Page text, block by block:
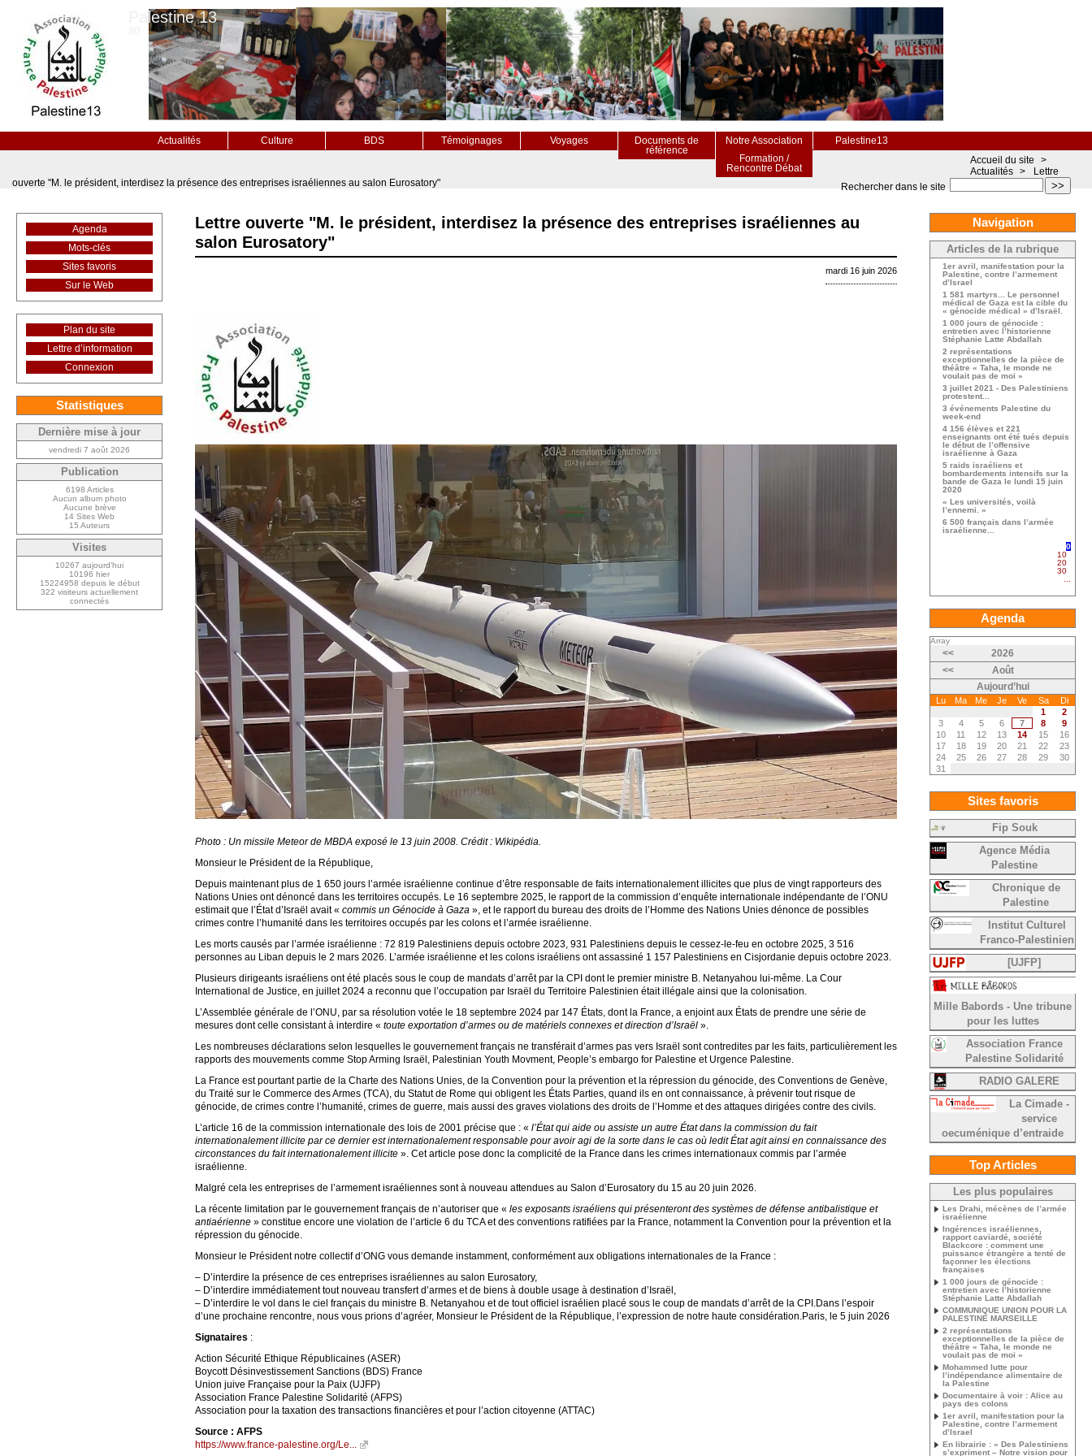
Palestine 13
Actualités Culture BDS Témoignages Voyages
Documents de
référence
Notre Association
Palestine13
Formation /
Rencontre Débat
>>
Rechercher dans le site
Accueil du site
>
Actualités >
Lettre
ouverte "M. le président, interdisez la présence des entreprises israéliennes au salon Eurosatory"
Lettre ouverte "M. le président, interdisez la présence des entreprises israéliennes au
salon Eurosatory"
mardi 16 juin 2026
Photo : Un missile Meteor de MBDA exposé le 13 juin 2008. Crédit : Wikipédia.
Monsieur le Président de la République,
Depuis maintenant plus de 1 650 jours l’armée israélienne continue d’être responsable de faits internationalement illicites que plus de vingt rapporteurs des
Nations Unies ont dénoncé dans les territoires occupés. Le 16 septembre 2025, le rapport de la commission d’enquête internationale indépendante de l’ONU
estimait que l’État d’Israël avait « commis un Génocide à Gaza », et le rapport du bureau des droits de l’Homme des Nations Unies dénonce de possibles
crimes contre l’humanité dans les territoires occupés par les colons et l’armée israélienne.
Les morts causés par l’armée israélienne : 72 819 Palestiniens depuis octobre 2023, 931 Palestiniens depuis le cessez-le-feu en octobre 2025, 3 516
personnes au Liban depuis le 2 mars 2026. L’armée israélienne et les colons israéliens ont assassiné 1 157 Palestiniens en Cisjordanie depuis octobre 2023.
Plusieurs dirigeants israéliens ont été placés sous le coup de mandats d’arrêt par la CPI dont le premier ministre B. Netanyahou lui-même. La Cour
International de Justice, en juillet 2024 a reconnu que l’occupation par Israël du Territoire Palestinien était illégale ainsi que la colonisation.
L’Assemblée générale de l’ONU, par sa résolution votée le 18 septembre 2024 par 147 États, dont la France, a enjoint aux États de prendre une série de
mesures dont celle consistant à interdire « toute exportation d’armes ou de matériels connexes et direction d’Israël ».
Les nombreuses déclarations selon lesquelles le gouvernement français ne transférait d’armes pas vers Israël sont contredites par les faits, particulièrement les
rapports des mouvements comme Stop Arming Israël, Palestinian Youth Movment, People’s embargo for Palestine et Urgence Palestine.
La France est pourtant partie de la Charte des Nations Unies, de la Convention pour la prévention et la répression du génocide, des Conventions de Genève,
du Traité sur le Commerce des Armes (TCA), du Statut de Rome qui obligent les États Parties, quand ils en ont connaissance, à prévenir tout risque de
génocide, de crimes contre l’humanité, crimes de guerre, mais aussi des graves violations des droits de l’Homme et des attaques dirigées contre des civils.
L’article 16 de la commission internationale des lois de 2001 précise que : « l’État qui aide ou assiste un autre État dans la commission du fait
internationalement illicite par ce dernier est internationalement responsable pour avoir agi de la sorte dans le cas où ledit État agit ainsi en connaissance des
circonstances du fait internationalement illicite ». Cet article pose donc la complicité de la France dans les crimes internationaux commis par l’armée
israélienne.
Malgré cela les entreprises de l’armement israéliennes sont à nouveau attendues au Salon d’Eurosatory du 15 au 20 juin 2026.
La récente limitation par le gouvernement français de n’autoriser que « les exposants israéliens qui présenteront des systèmes de défense antibalistique et
antiaérienne » constitue encore une violation de l’article 6 du TCA et des conventions ratifiées par la France, notamment la Convention pour la prévention et la
répression du génocide.
Monsieur le Président notre collectif d’ONG vous demande instamment, conformément aux obligations internationales de la France :
– D’interdire la présence de ces entreprises israéliennes au salon Eurosatory,
– D’interdire immédiatement tout nouveau transfert d’armes et de biens à double usage à destination d’Israël,
– D’interdire le vol dans le ciel français du ministre B. Netanyahou et de tout officiel israélien placé sous le coup de mandats d’arrêt de la CPI.Dans l’espoir
d’une prochaine rencontre, nous vous prions d’agréer, Monsieur le Président de la République, l’expression de notre haute considération.Paris, le 5 juin 2026
Signataires :
Action Sécurité Ethique Républicaines (ASER)
Boycott Désinvestissement Sanctions (BDS) France
Union juive Française pour la Paix (UJFP)
Association France Palestine Solidarité (AFPS)
Association pour la taxation des transactions financières et pour l’action citoyenne (ATTAC)
Source : AFPS
https://www.france-palestine.org/Le...
Agenda
Mots-clés
Sites favoris
Sur le Web
Plan du site
Lettre d’information
Connexion
Statistiques
Dernière mise à jour
vendredi 7 août 2026
Publication
6198 Articles
Aucun album photo
Aucune brève
14 Sites Web
15 Auteurs
Visites
10267 aujourd’hui
10196 hier
15224958 depuis le début
322 visiteurs actuellement
connectés
Navigation
Articles de la rubrique
1er avril, manifestation pour la
Palestine, contre l’armement
d’Israel
1 581 martyrs... Le personnel
médical de Gaza est la cible du
« génocide médical » d’Israël.
1 000 jours de génocide :
entretien avec l’historienne
Stéphanie Latte Abdallah
2 représentations
exceptionnelles de la pièce de
théâtre « Taha, le monde ne
voulait pas de moi »
3 juillet 2021 - Des Palestiniens
protestent...
3 événements Palestine du
week-end
4 156 élèves et 221
enseignants ont été tués depuis
le début de l’offensive
israélienne à Gaza
5 raids israéliens et
bombardements intensifs sur la
bande de Gaza le lundi 15 juin
2020
« Les universités, voilà
l’ennemi. »
6 500 français dans l’armée
israélienne...
0
10
20
30
Agenda
Array
<<
2026
<<
Août
Aujourd’hui
Lu Ma Me Je Ve Sa
Di
1
2
3
4 5 6 7 8
9
10
11 12 13 14 15
16
17
18 19 20 21 22
23
24
25 26 27 28 29
30
31
Sites favoris
Fip Souk
Agence Média
Palestine
Chronique de
Palestine
Institut Culturel
Franco-Palestinien
[UJFP]
Mille Babords - Une tribune
pour les luttes
Association France
Palestine Solidarité
RADIO GALERE
La Cimade -
service
oecuménique d’entraide
Top Articles
Les plus populaires
Les Drahi, mécènes de l’armée
israélienne
Ingérences israéliennes,
rapport caviardé, société
Blackcore : comment une
puissance étrangère a tenté de
façonner les élections
françaises
1 000 jours de génocide :
entretien avec l’historienne
Stéphanie Latte Abdallah
COMMUNIQUE UNION POUR LA
PALESTINE MARSEILLE
2 représentations
exceptionnelles de la pièce de
théâtre « Taha, le monde ne
voulait pas de moi »
Mohammed lutte pour
l’indépendance alimentaire de
la Palestine
Documentaire à voir : Alice au
pays des colons
1er avril, manifestation pour la
Palestine, contre l’armement
d’Israel
En librairie : « Des Palestiniens
s’expriment – Notre vision pour